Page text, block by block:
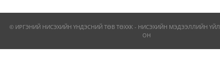
© ИРГЭНИЙ НИСЭХИЙН ҮНДЭСНИЙ ТӨВ ТӨХХК - НИСЭХИЙН МЭДЭЭЛЛИЙН
ОН